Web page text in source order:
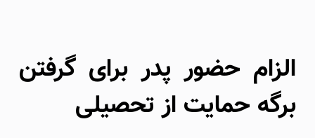
الزام حضور پدر برای گرفتن
برگه حمایت از تحصیلی